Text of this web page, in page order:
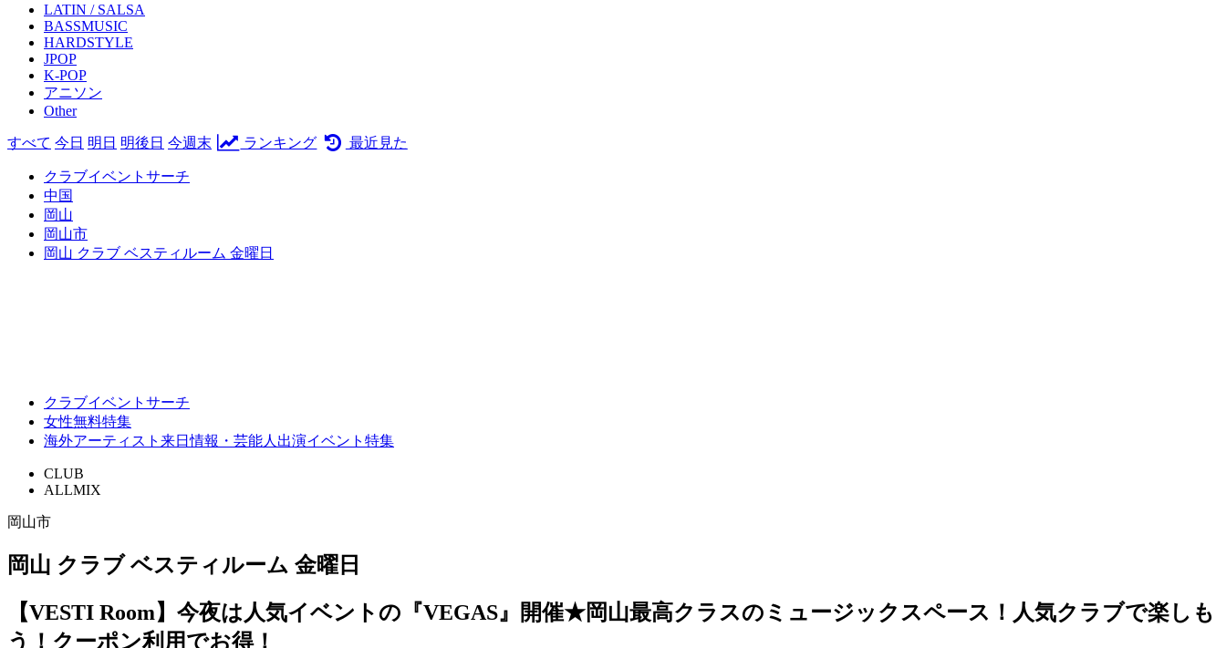
LATIN / SALSA
BASSMUSIC
HARDSTYLE
JPOP
K-POP
アニソン
Other
すべて 今日 明日 明後日 今週末 ランキング 最近見た
クラブイベントサーチ
中国
岡山
岡山市
岡山 クラブ ベスティルーム 金曜日
クラブイベントサーチ
女性無料特集
海外アーティスト来日情報・芸能人出演イベント特集
CLUB
ALLMIX
岡山市
岡山 クラブ ベスティルーム 金曜日
【VESTI Room】今夜は人気イベントの『VEGAS』開催★岡山最高クラスのミュージックスペース！人気クラブで楽しも
う！クーポン利用でお得！